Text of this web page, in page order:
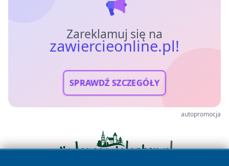
Zareklamuj się na
zawiercieonline.pl!
SPRAWDŹ SZCZEGÓŁY
autopromocja